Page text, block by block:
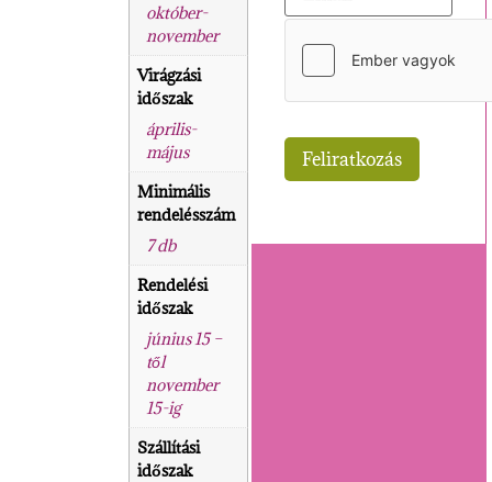
október-
november
Virágzási
időszak
április-
május
Minimális
rendelésszám
7 db
Rendelési
időszak
június 15 –
től
november
15-ig
Szállítási
időszak